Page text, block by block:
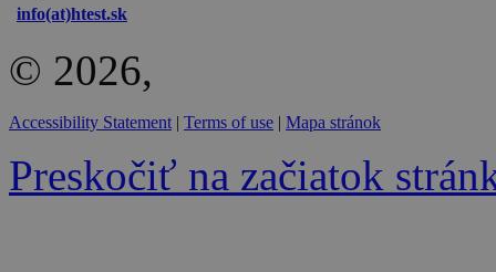
info(at)htest.sk
© 2026,
Accessibility Statement | Terms of use | Mapa stránok
Preskočiť na začiatok